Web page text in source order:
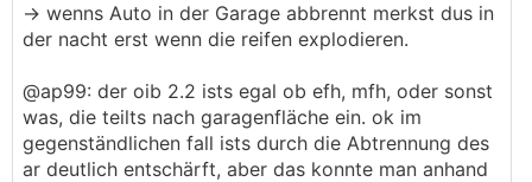
-> wenns Auto in der Garage abbrennt merkst dus in
der nacht erst wenn die reifen explodieren.
@ap99: der oib 2.2 ists egal ob efh, mfh, oder sonst
was, die teilts nach garagenfläche ein. ok im
gegenständlichen fall ists durch die Abtrennung des
ar deutlich entschärft, aber das konnte man anhand